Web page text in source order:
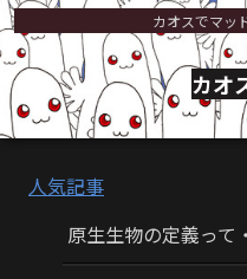
カオスでマッ
カオ
人気記事
原生生物の定義って